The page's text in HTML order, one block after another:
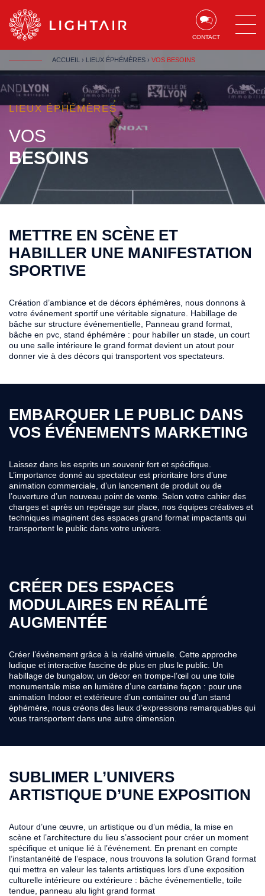
Aller au contenu Aller à la recherche
CONTACT
ACCUEIL › LIEUX ÉPHÉMÈRES › VOS BESOINS
LIEUX ÉPHÉMÈRES
VOS
BESOINS
METTRE EN SCÈNE ET
HABILLER UNE MANIFESTATION
SPORTIVE
Création d’ambiance et de décors éphémères, nous donnons à
votre événement sportif une véritable signature. Habillage de
bâche sur structure événementielle, Panneau grand format,
bâche en pvc, stand éphémère : pour habiller un stade, un court
ou une salle intérieure le grand format devient un atout pour
donner vie à des décors qui transportent vos spectateurs.
EMBARQUER LE PUBLIC DANS
VOS ÉVÉNEMENTS MARKETING
Laissez dans les esprits un souvenir fort et spécifique.
L’importance donné au spectateur est prioritaire lors d’une
animation commerciale, d’un lancement de produit ou de
l’ouverture d’un nouveau point de vente. Selon votre cahier des
charges et après un repérage sur place, nos équipes créatives et
techniques imaginent des espaces grand format impactants qui
transportent le public dans votre univers.
CRÉER DES ESPACES
MODULAIRES EN RÉALITÉ
AUGMENTÉE
Créer l’événement grâce à la réalité virtuelle. Cette approche
ludique et interactive fascine de plus en plus le public. Un
habillage de bungalow, un décor en trompe-l’œil ou une toile
monumentale mise en lumière d’une certaine façon : pour une
animation Indoor et extérieure d’un container ou d’un stand
éphémère, nous créons des lieux d’expressions remarquables qui
vous transportent dans une autre dimension.
SUBLIMER L’UNIVERS
ARTISTIQUE D’UNE EXPOSITION
Autour d’une œuvre, un artistique ou d’un média, la mise en
scène et l’architecture du lieu s’associent pour créer un moment
spécifique et unique lié à l’événement. En prenant en compte
l’instantanéité de l’espace, nous trouvons la solution Grand format
qui mettra en valeur les talents artistiques lors d’une exposition
culturelle intérieure ou extérieure : bâche événementielle, toile
tendue, panneau alu light grand format